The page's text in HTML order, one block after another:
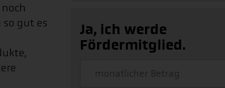
gut es
Ja, ich werde
Fördermitglied.